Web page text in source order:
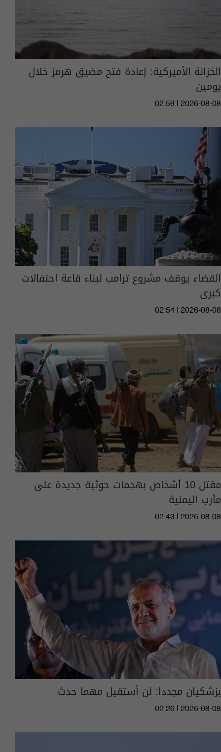
الخزانة الأميركية: إعادة فتح مضيق هرمز خلال
يومين
02:59 | 2026-08-08
القضاء يوقف مشروع ترامب لبناء قاعة احتفالات
كبرى
02:54 | 2026-08-08
مقتل 10 أشخاص بهجمات حوثية جديدة على
مأرب اليمنية
02:43 | 2026-08-08
بزشكيان مجددا: لن أستقيل مهما حدث
02:26 | 2026-08-08